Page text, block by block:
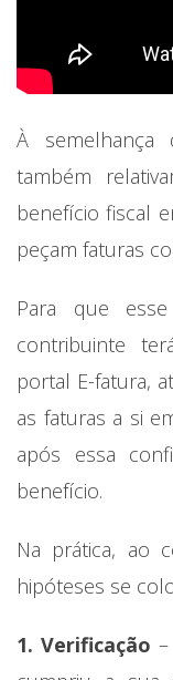
À semelhança
também
benefício fiscal
peçam faturas
Para que
contribuinte
portal E-fatura,
as faturas a si
após essa
benefício.
Na prática, ao
hipóteses se
1. Verificação